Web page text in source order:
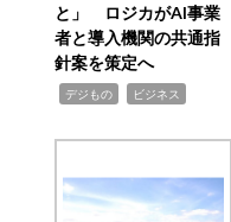
と」 ロジカがAI事業
者と導入機関の共通指
針案を策定へ
デジもの ビジネス